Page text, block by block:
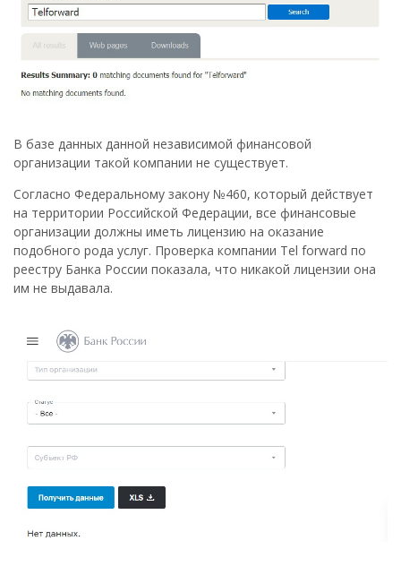
В базе данных данной независимой финансовой
организации такой компании не существует.
Согласно Федеральному закону №460, который действует
на территории Российской Федерации, все финансовые
организации должны иметь лицензию на оказание
подобного рода услуг. Проверка компании Tel forward по
реестру Банка России показала, что никакой лицензии она
им не выдавала.